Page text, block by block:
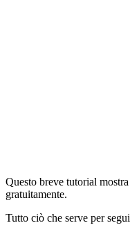
Questo breve tutorial
gratuitamente.
Tutto ciò che serve per